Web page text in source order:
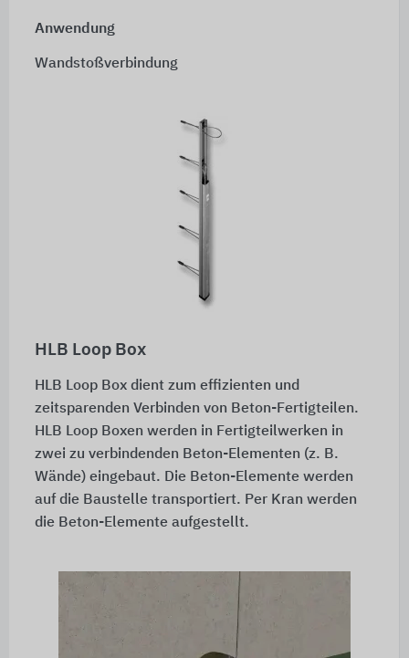
Anwendung
Wandstoßverbindung
HLB Loop Box
HLB Loop Box dient zum effizienten und
zeitsparenden Verbinden von Beton-Fertigteilen.
HLB Loop Boxen werden in Fertigteilwerken in
zwei zu verbindenden Beton-Elementen (z. B.
Wände) eingebaut. Die Beton-Elemente werden
auf die Baustelle transportiert. Per Kran werden
die Beton-Elemente aufgestellt.